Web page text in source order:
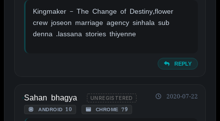
Kingmaker – The Change of Destiny,flower
crew joseon marriage agency sinhala sub
denna .lassana stories thiyenne
REPLY
Sahan bhagya UNREGISTERED
ANDROID 10 CHROME 79
2020-07-22